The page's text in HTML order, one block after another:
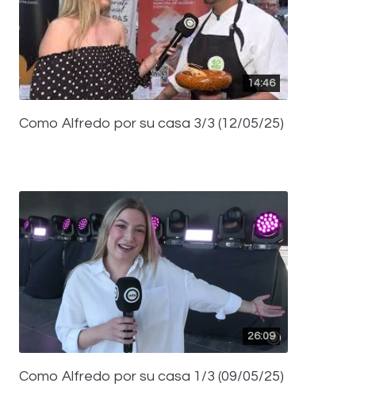
14:46
Como Alfredo por su casa 3/3 (12/05/25)
26:09
Como Alfredo por su casa 1/3 (09/05/25)